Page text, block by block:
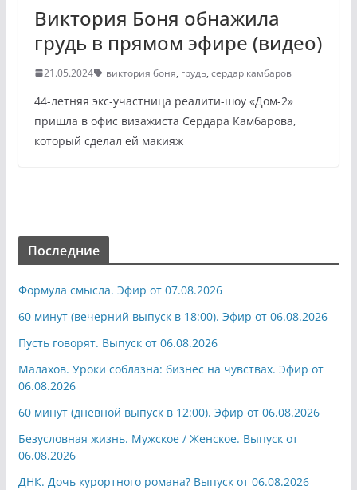
Виктория Боня обнажила
грудь в прямом эфире (видео)
21.05.2024 виктория боня, грудь, сердар камбаров
44-летняя экс-участница реалити-шоу «Дом-2»
пришла в офис визажиста Сердара Камбарова,
который сделал ей макияж
Последние
Формула смысла. Эфир от 07.08.2026
60 минут (вечерний выпуск в 18:00). Эфир от 06.08.2026
Пусть говорят. Выпуск от 06.08.2026
Малахов. Уроки соблазна: бизнес на чувствах. Эфир от
06.08.2026
60 минут (дневной выпуск в 12:00). Эфир от 06.08.2026
Безусловная жизнь. Мужское / Женское. Выпуск от
06.08.2026
ДНК. Дочь курортного романа? Выпуск от 06.08.2026